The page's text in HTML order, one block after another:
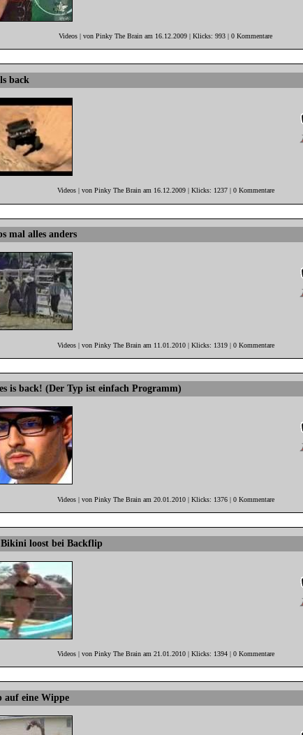
Videos | von Pinky The Brain am 16.12.2009 | Klicks: 993 | 0 Kommentare
back
Videos | von Pinky The Brain am 16.12.2009 | Klicks: 1237 | 0 Kommentare
mal alles anders
Videos | von Pinky The Brain am 11.01.2010 | Klicks: 1319 | 0 Kommentare
is back! (Der Typ ist einfach Programm)
Videos | von Pinky The Brain am 20.01.2010 | Klicks: 1376 | 0 Kommentare
loost bei Backflip
Videos | von Pinky The Brain am 21.01.2010 | Klicks: 1394 | 0 Kommentare
auf eine Wippe